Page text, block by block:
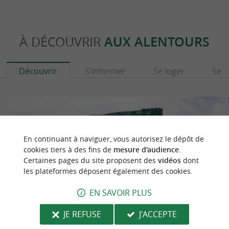
À DÉCOUVRIR AUX ALENTOURS
Découvrir S'informer Se loger Se
Château d'Olce
Le Château d'Olce est une belle bâtisse du 17ème
Saint Martin
Belles demeures
En continuant à naviguer, vous autorisez le dépôt de
cookies tiers à des fins de mesure d'audience.
Certaines pages du site proposent des vidéosdont
les plateformes déposent également des cookies.
EN SAVOIR PLUS
JE REFUSE
J'ACCEPTE